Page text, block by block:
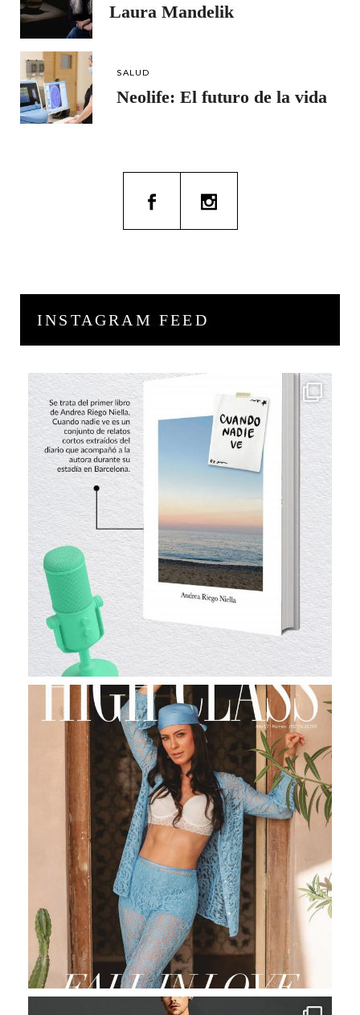
Laura Mandelik
SALUD
Neolife: El futuro de la vida
INSTAGRAM FEED